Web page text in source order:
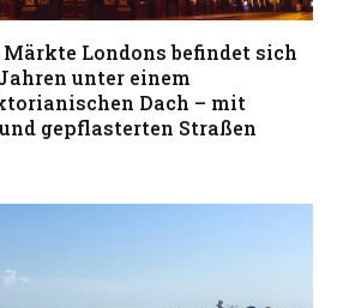
Londons befindet sich
unter einem
Dach – mit
gepflasterten Straßen